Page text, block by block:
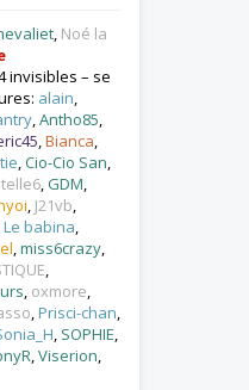
, Noé la
invisibles – se
alain,
,Antho85,
,Bianca,
,Cio-Cio San,
,GDM,
, J21vb,
Le babina,
,miss6crazy,
,
, oxmore,
,Prisci-chan,
, SOPHIE,
,Viserion,